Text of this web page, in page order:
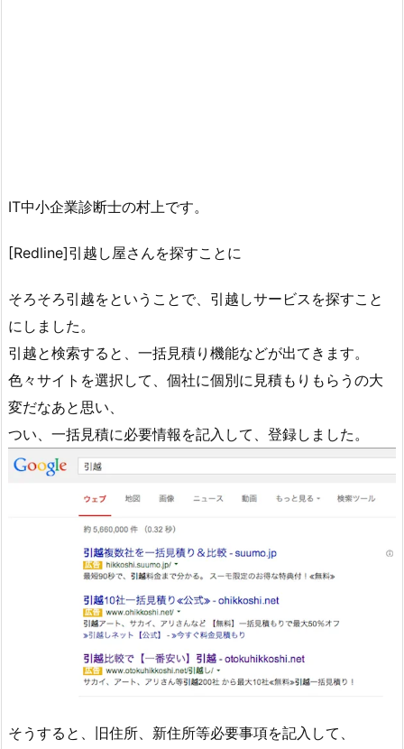
IT中小企業診断士の村上です。
[Redline]引越し屋さんを探すことに
そろそろ引越をということで、引越しサービスを探すこと
にしました。
引越と検索すると、一括見積り機能などが出てきます。
色々サイトを選択して、個社に個別に見積もりもらうの大
変だなあと思い、
つい、一括見積に必要情報を記入して、登録しました。
そうすると、旧住所、新住所等必要事項を記入して、